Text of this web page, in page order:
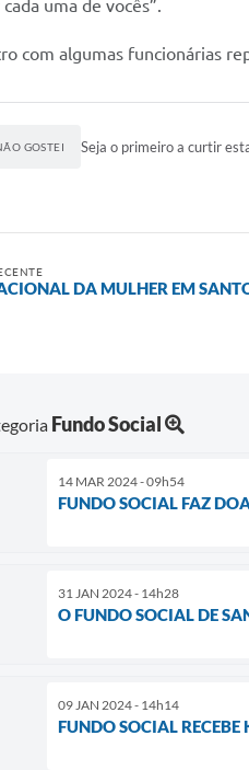
uma de vocês”.
com algumas funcionárias
GOSTEI Seja o primeiro a curtir
DA MULHER EM
Fundo Social
14 MAR 2024 - 09h54
FUNDO SOCIAL FAZ
31 JAN 2024 - 14h28
O FUNDO SOCIAL DE
09 JAN 2024 - 14h14
FUNDO SOCIAL